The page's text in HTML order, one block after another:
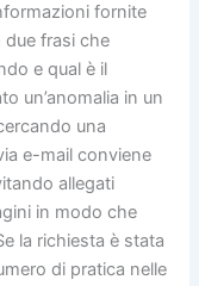
fornite
due frasi che
e qual è il
un’anomalia in un
una
e-mail conviene
allegati
in modo che
la richiesta è stata
di pratica nelle